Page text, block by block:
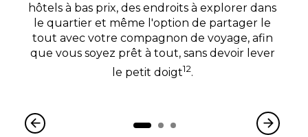
hôtels à bas prix, des endroits à explorer dans
le quartier et même l'option de partager le
tout avec votre compagnon de voyage, afin
que vous soyez prêt à tout, sans devoir lever
le petit doigt12.